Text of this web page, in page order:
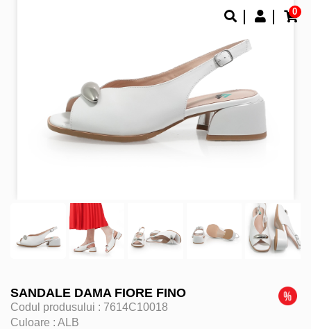
0
SANDALE DAMA FIORE FINO
Codul produsului : 7614C10018
Culoare : ALB